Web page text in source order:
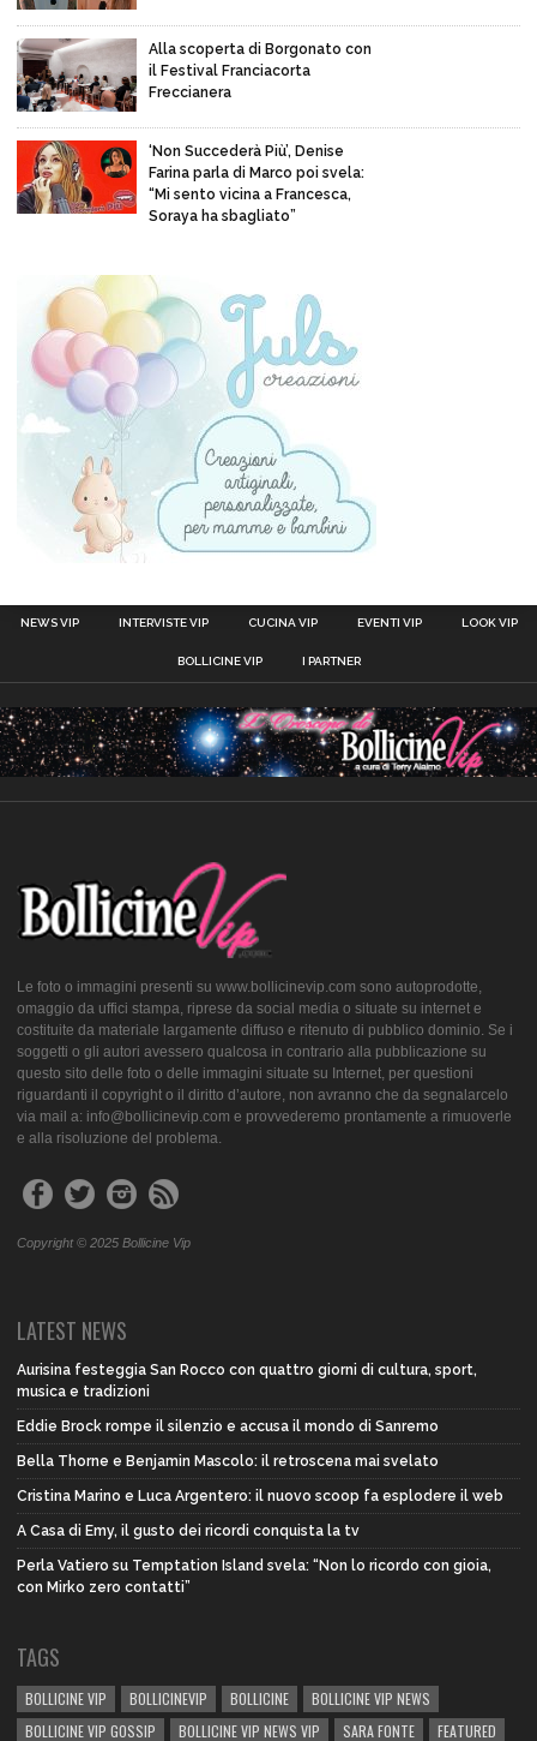
Alla scoperta di Borgonato con
il Festival Franciacorta
Freccianera
‘Non Succederà Più’, Denise
Farina parla di Marco poi svela:
“Mi sento vicina a Francesca,
Soraya ha sbagliato”
NEWS VIP INTERVISTE VIP CUCINA VIP EVENTI VIP LOOK VIP
BOLLICINE VIP I PARTNER
Le foto o immagini presenti su www.bollicinevip.com sono autoprodotte,
omaggio da uffici stampa, riprese da social media o situate su internet e
costituite da materiale largamente diffuso e ritenuto di pubblico dominio. Se i
soggetti o gli autori avessero qualcosa in contrario alla pubblicazione su
questo sito delle foto o delle immagini situate su Internet, per questioni
riguardanti il copyright o il diritto d’autore, non avranno che da segnalarcelo
via mail a: info@bollicinevip.com e provvederemo prontamente a rimuoverle
e alla risoluzione del problema.
Copyright © 2025 Bollicine Vip
LATEST NEWS
Aurisina festeggia San Rocco con quattro giorni di cultura, sport,
musica e tradizioni
Eddie Brock rompe il silenzio e accusa il mondo di Sanremo
Bella Thorne e Benjamin Mascolo: il retroscena mai svelato
Cristina Marino e Luca Argentero: il nuovo scoop fa esplodere il web
A Casa di Emy, il gusto dei ricordi conquista la tv
Perla Vatiero su Temptation Island svela: “Non lo ricordo con gioia,
con Mirko zero contatti”
TAGS
BOLLICINE VIP BOLLICINEVIP BOLLICINE
BOLLICINE VIP NEWS
BOLLICINE VIP GOSSIP
BOLLICINE VIP NEWS VIP SARA FONTE FEATURED